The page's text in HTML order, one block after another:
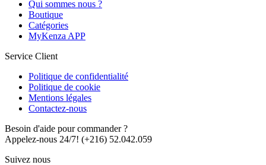
Qui sommes nous ?
Boutique
Catégories
MyKenza APP
Service Client
Politique de confidentialité
Politique de cookie
Mentions légales
Contactez-nous
Besoin d'aide pour commander ?
Appelez-nous 24/7! (+216) 52.042.059
Suivez nous